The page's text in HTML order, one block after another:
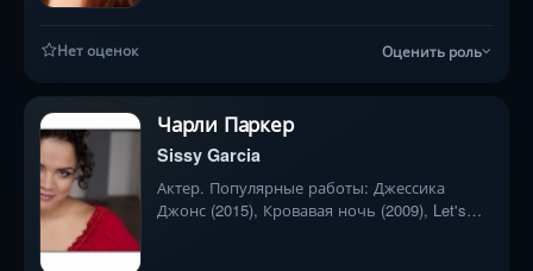
Нет оценок Оценить роль
Чарли Паркер
Sissy Garcia
Актер. Популярные работы: Джессика
Джонс (2015), Кровавая ночь (2009), Let's